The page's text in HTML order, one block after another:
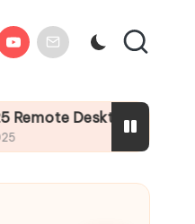
E-
Mail
Services Bölüm4 :